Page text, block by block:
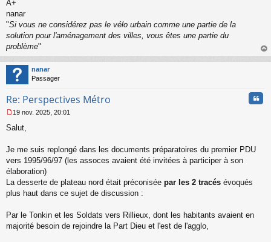
A+
nanar
"Si vous ne considérez pas le vélo urbain comme une partie de la
solution pour l'aménagement des villes, vous êtes une partie du
problème"
au
nanar
Passager
Re: Perspectives Métro
e
g
e
n
o
u
19 nov. 2025, 20:01
Salut,
Je me suis replongé dans les documents préparatoires du premier PDU
vers 1995/96/97 (les assoces avaient été invitées à participer à son
élaboration)
La desserte de plateau nord était préconisée par les 2 tracés évoqués
plus haut dans ce sujet de discussion :
Par le Tonkin et les Soldats vers Rillieux, dont les habitants avaient en
majorité besoin de rejoindre la Part Dieu et l'est de l'agglo,